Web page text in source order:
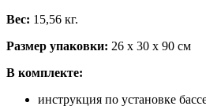
Вес: 15,56 кг.
Размер упаковки: 26 х 30 х 90 см
В комплекте:
инструкция по установке